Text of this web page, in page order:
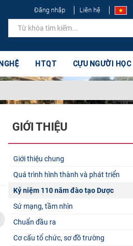
Đăng nhập Liên hệ
HTQT CỰU NGƯỜI HỌC
GIỚI THIỆU
Giới thiệu chung
Quá trình hình thành và phát triển
Kỷ niệm 110 năm đào tạo Dược
Sứ mạng, tầm nhìn
Chuẩn đầu ra
Cơ cấu tổ chức, sơ đồ trường